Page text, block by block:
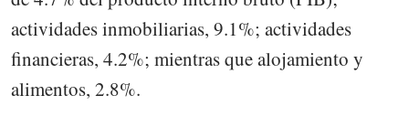
actividades inmobiliarias, 9.1%; actividades
financieras, 4.2%; mientras que alojamiento y
alimentos, 2.8%.